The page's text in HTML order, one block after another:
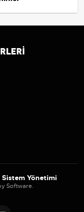
Turnuvanın
de, Kaymakam
yabancı